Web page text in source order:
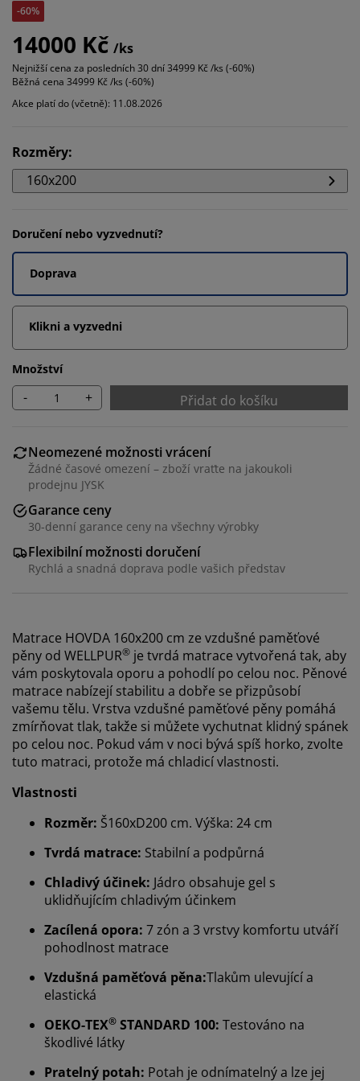
-60%
14000 Kč /ks
Nejnižší cena za posledních 30 dní34999 Kč /ks (-60%)
Běžná cena 34999 Kč /ks (-60%)
Akce platí do (včetně): 11.08.2026
Rozměry:
160x200
Doručení nebo vyzvednutí?
Doprava
Klikni a vyzvedni
Množství
- + Přidat do košíku
Neomezené možnosti vrácení
Žádné časové omezení – zboží vraťte na jakoukoli
prodejnu JYSK
Garance ceny
30-denní garance ceny na všechny výrobky
Flexibilní možnosti doručení
Rychlá a snadná doprava podle vašich představ
Matrace HOVDA 160x200 cm ze vzdušné paměťové
pěny od WELLPUR® je tvrdá matrace vytvořená tak, aby
vám poskytovala oporu a pohodlí po celou noc. Pěnové
matrace nabízejí stabilitu a dobře se přizpůsobí
vašemu tělu. Vrstva vzdušné paměťové pěny pomáhá
zmírňovat tlak, takže si můžete vychutnat klidný spánek
po celou noc. Pokud vám v noci bývá spíš horko, zvolte
tuto matraci, protože má chladicí vlastnosti.
Vlastnosti
Rozměr: Š160xD200 cm. Výška: 24 cm
Tvrdá matrace: Stabilní a podpůrná
Chladivý účinek: Jádro obsahuje gel s
uklidňujícím chladivým účinkem
Zacílená opora: 7 zón a 3 vrstvy komfortu utváří
pohodlnost matrace
Vzdušná paměťová pěna:Tlakům ulevující a
elastická
OEKO-TEX® STANDARD 100: Testováno na
škodlivé látky
Pratelný potah: Potah je odnímatelný a lze jej